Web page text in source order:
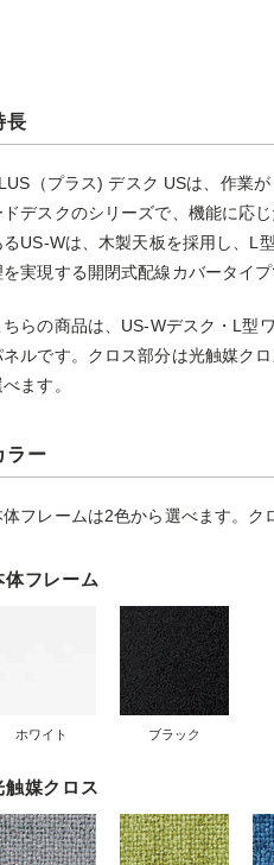
長
（プラス) デスク USは、作業
ドデスクのシリーズで、機能に応
るUS-Wは、木製天板を採用し、L
を実現する開閉式配線カバータイプ
ちらの商品は、US-Wデスク・L型
ネルです。クロス部分は光触媒ク
ます。
ラー
体フレームは2色から選べます。ク
体フレーム
ホワイト ブラック
触媒クロス